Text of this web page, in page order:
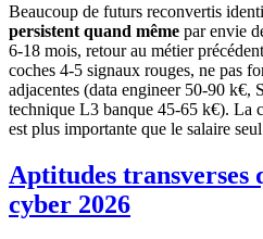
Beaucoup de futurs reconvertis
persistent quand même par envie
6-18 mois, retour au métier
coches 4-5 signaux rouges, ne pas
adjacentes (data engineer 50-90 k€,
technique L3 banque 45-65 k€). La
est plus importante que le salaire
Aptitudes transverses
cyber 2026